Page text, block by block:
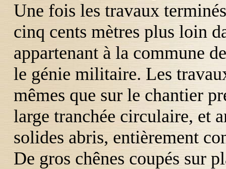
Une fois les travaux
cinq cents mètres plus loin
appartenant à la commune
le génie militaire. Les
mêmes que sur le chantier
large tranchée circulaire, et
solides abris, entièrement
De gros chênes coupés sur